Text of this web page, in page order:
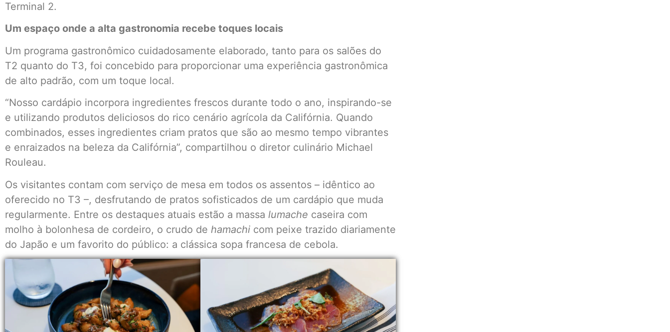
Terminal 2.
Um espaço onde a alta gastronomia recebe toques locais
Um programa gastronômico cuidadosamente elaborado, tanto para os salões do
T2 quanto do T3, foi concebido para proporcionar uma experiência gastronômica
de alto padrão, com um toque local.
“Nosso cardápio incorpora ingredientes frescos durante todo o ano, inspirando-se
e utilizando produtos deliciosos do rico cenário agrícola da Califórnia. Quando
combinados, esses ingredientes criam pratos que são ao mesmo tempo vibrantes
e enraizados na beleza da Califórnia”, compartilhou o diretor culinário Michael
Rouleau.
Os visitantes contam com serviço de mesa em todos os assentos – idêntico ao
oferecido no T3 –, desfrutando de pratos sofisticados de um cardápio que muda
regularmente. Entre os destaques atuais estão a massa lumache caseira com
molho à bolonhesa de cordeiro, o crudo de hamachi com peixe trazido diariamente
do Japão e um favorito do público: a clássica sopa francesa de cebola.